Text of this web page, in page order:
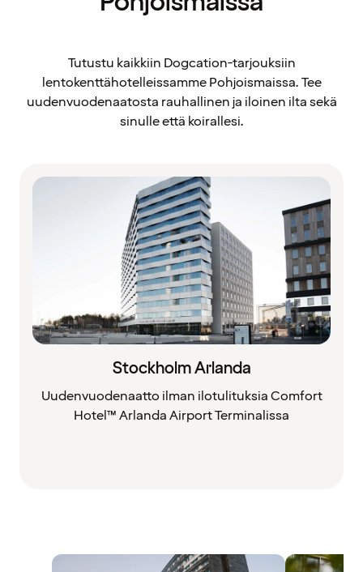
Tutustu kaikkiin Dogcation-tarjouksiin
lentokenttähotelleissamme Pohjoismaissa. Tee
uudenvuodenaatosta rauhallinen ja iloinen ilta sekä
sinulle että koirallesi.
Stockholm Arlanda
Uudenvuodenaatto ilman ilotulituksia Comfort
Hotel™ Arlanda Airport Terminalissa